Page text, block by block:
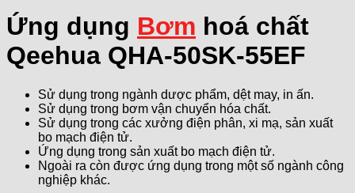
Ứng dụng Bơm hoá chất
Qeehua QHA-50SK-55EF
Sử dụng trong ngành dược phẩm, dệt may, in ấn.
Sử dụng trong bơm vận chuyển hóa chất.
Sử dụng trong các xưởng điện phân, xi mạ, sản xuất
bo mạch điện tử.
Ứng dụng trong sản xuất bo mạch điện tử.
Ngoài ra còn được ứng dụng trong một số ngành công
nghiệp khác.